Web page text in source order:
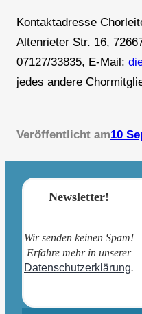
Kontaktadresse
Altenrieter Str. 16,
07127/33835, E-Mail:
jedes andere
Veröffentlicht am10
Newsletter!
Wir senden keinen Spam!
Erfahre mehr in unserer
Datenschutzerklärung.